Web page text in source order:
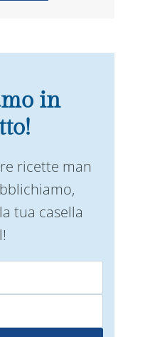
in
ricette man
tua casella